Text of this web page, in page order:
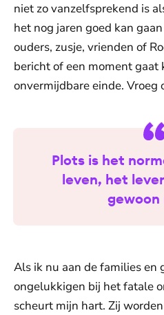
niet zo vanzelfsprekend is
het nog jaren goed kan
ouders, zusje, vrienden of
bericht of een moment gaat
onvermijdbare einde. Vroeg
Plots is het
leven, het
gewoon
Als ik nu aan de families en
ongelukkigen bij het fatale
scheurt mijn hart. Zij